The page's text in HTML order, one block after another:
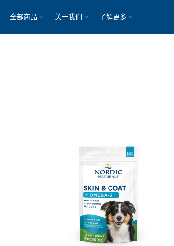
全部商品 关于我们 了解更多